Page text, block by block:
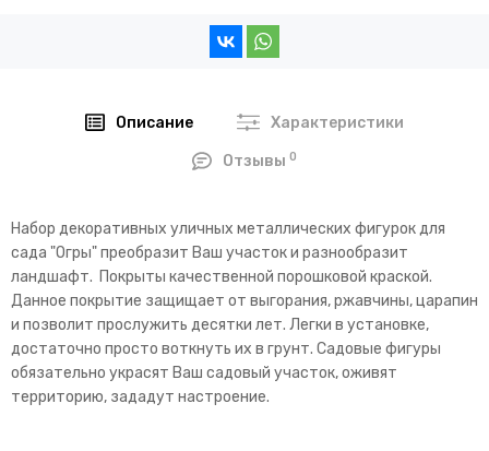
Описание Характеристики
Отзывы0
Набор декоративных уличных металлических фигурок для
сада "Огры" преобразит Ваш участок и разнообразит
ландшафт. Покрыты качественной порошковой краской.
Данное покрытие защищает от выгорания, ржавчины, царапин
и позволит прослужить десятки лет. Легки в установке,
достаточно просто воткнуть их в грунт. Садовые фигуры
обязательно украсят Ваш садовый участок, оживят
территорию, зададут настроение.